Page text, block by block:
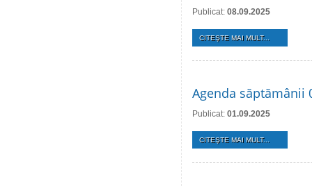
Publicat: 08.09.2025
CITEŞTE MAI MULT...
Agenda săptămânii
Publicat: 01.09.2025
CITEŞTE MAI MULT...